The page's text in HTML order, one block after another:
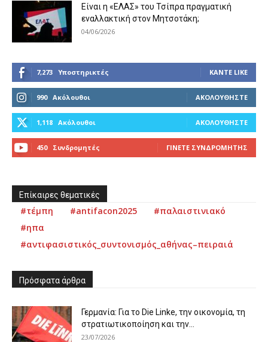
Είναι η «ΕΛΑΣ» του Τσίπρα πραγματική
εναλλακτική στον Μητσοτάκη;
04/06/2026
7,273 Υποστηρικτές ΚΆΝΤΕ LIKE
990 Ακόλουθοι ΑΚΟΛΟΥΘΉΣΤΕ
1,118 Ακόλουθοι ΑΚΟΛΟΥΘΉΣΤΕ
450 Συνδρομητές ΓΊΝΕΤΕ ΣΥΝΔΡΟΜΗΤΉΣ
Επίκαιρες θεματικές
#τέμπη #antifacon2025
#παλαιστινιακό
#ηπα
#αντιφασιστικός_συντονισμός_αθήνας–πειραιά
Πρόσφατα άρθρα
Γερμανία: Για το Die Linke, την οικονομία, τη
στρατιωτικοποίηση και την...
23/07/2026